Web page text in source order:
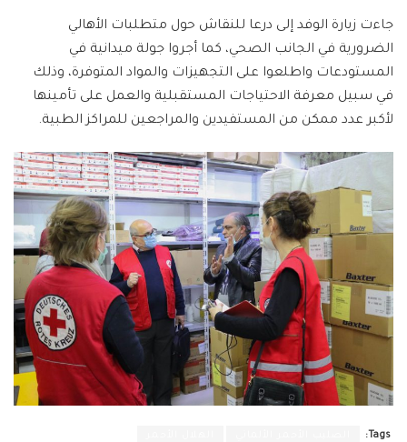
جاءت زيارة الوفد إلى درعا للنقاش حول متطلبات الأهالي
الضرورية في الجانب الصحي، كما أجروا جولة ميدانية في
المستودعات واطلعوا على التجهيزات والمواد المتوفرة، وذلك
في سبيل معرفة الاحتياجات المستقبلية والعمل على تأمينها
لأكبر عدد ممكن من المستفيدين والمراجعين للمراكز الطبية.
Tags: